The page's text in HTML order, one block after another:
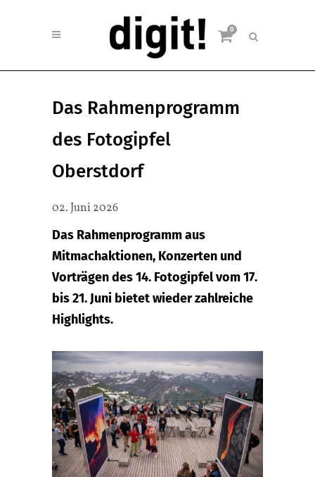
0
Das Rahmenprogramm
des Fotogipfel
Oberstdorf
02. Juni 2026
Das Rahmenprogramm aus
Mitmachaktionen, Konzerten und
Vorträgen des 14. Fotogipfel vom 17.
bis 21. Juni bietet wieder zahlreiche
Highlights.